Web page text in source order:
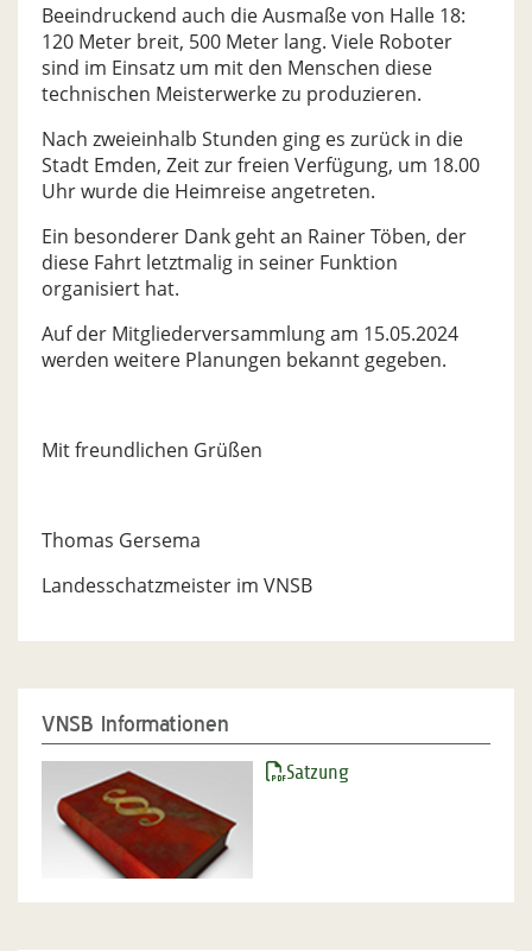
Beeindruckend auch die Ausmaße von Halle 18:
120 Meter breit, 500 Meter lang. Viele Roboter
sind im Einsatz um mit den Menschen diese
technischen Meisterwerke zu produzieren.
Nach zweieinhalb Stunden ging es zurück in die
Stadt Emden, Zeit zur freien Verfügung, um 18.00
Uhr wurde die Heimreise angetreten.
Ein besonderer Dank geht an Rainer Töben, der
diese Fahrt letztmalig in seiner Funktion
organisiert hat.
Auf der Mitgliederversammlung am 15.05.2024
werden weitere Planungen bekannt gegeben.
Mit freundlichen Grüßen
Thomas Gersema
Landesschatzmeister im VNSB
VNSB Informationen
Satzung